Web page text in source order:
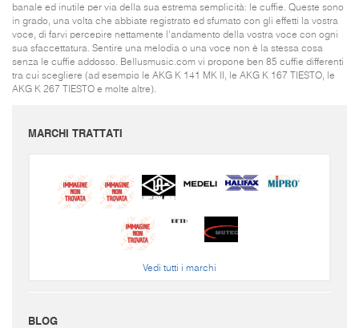
banale ed inutile per via della sua estrema semplicità: le cuffie. Queste sono
in grado, una volta che abbiate registrato ed sfumato con gli effetti la vostra
voce, di farvi percepire nettamente l'andamento della vostra voce con ogni
sua sfaccettatura. Sentire una melodia o una voce non è la stessa cosa
senza le cuffie addosso. Bellusmusic.com vi propone ben 85 cuffie differenti
tra cui scegliere (ad esempio le AKG K 141 MK II, le AKG K 167 TIESTO, le
AKG K 267 TIESTO e molte altre).
MARCHI TRATTATI
Vedi tutti i marchi
BLOG